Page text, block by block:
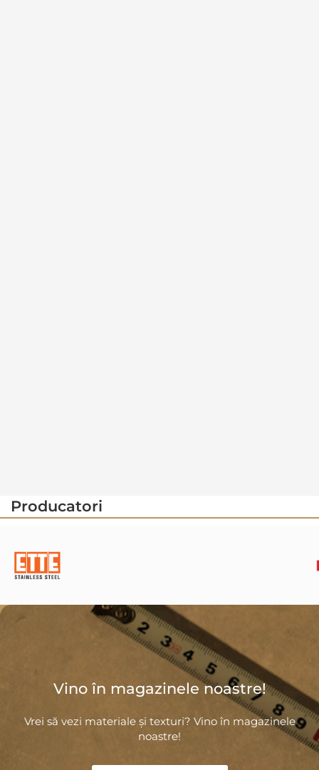
Producatori
Vino în magazinele noastre!
Vrei să vezi materiale și texturi? Vino în magazinele
noastre!